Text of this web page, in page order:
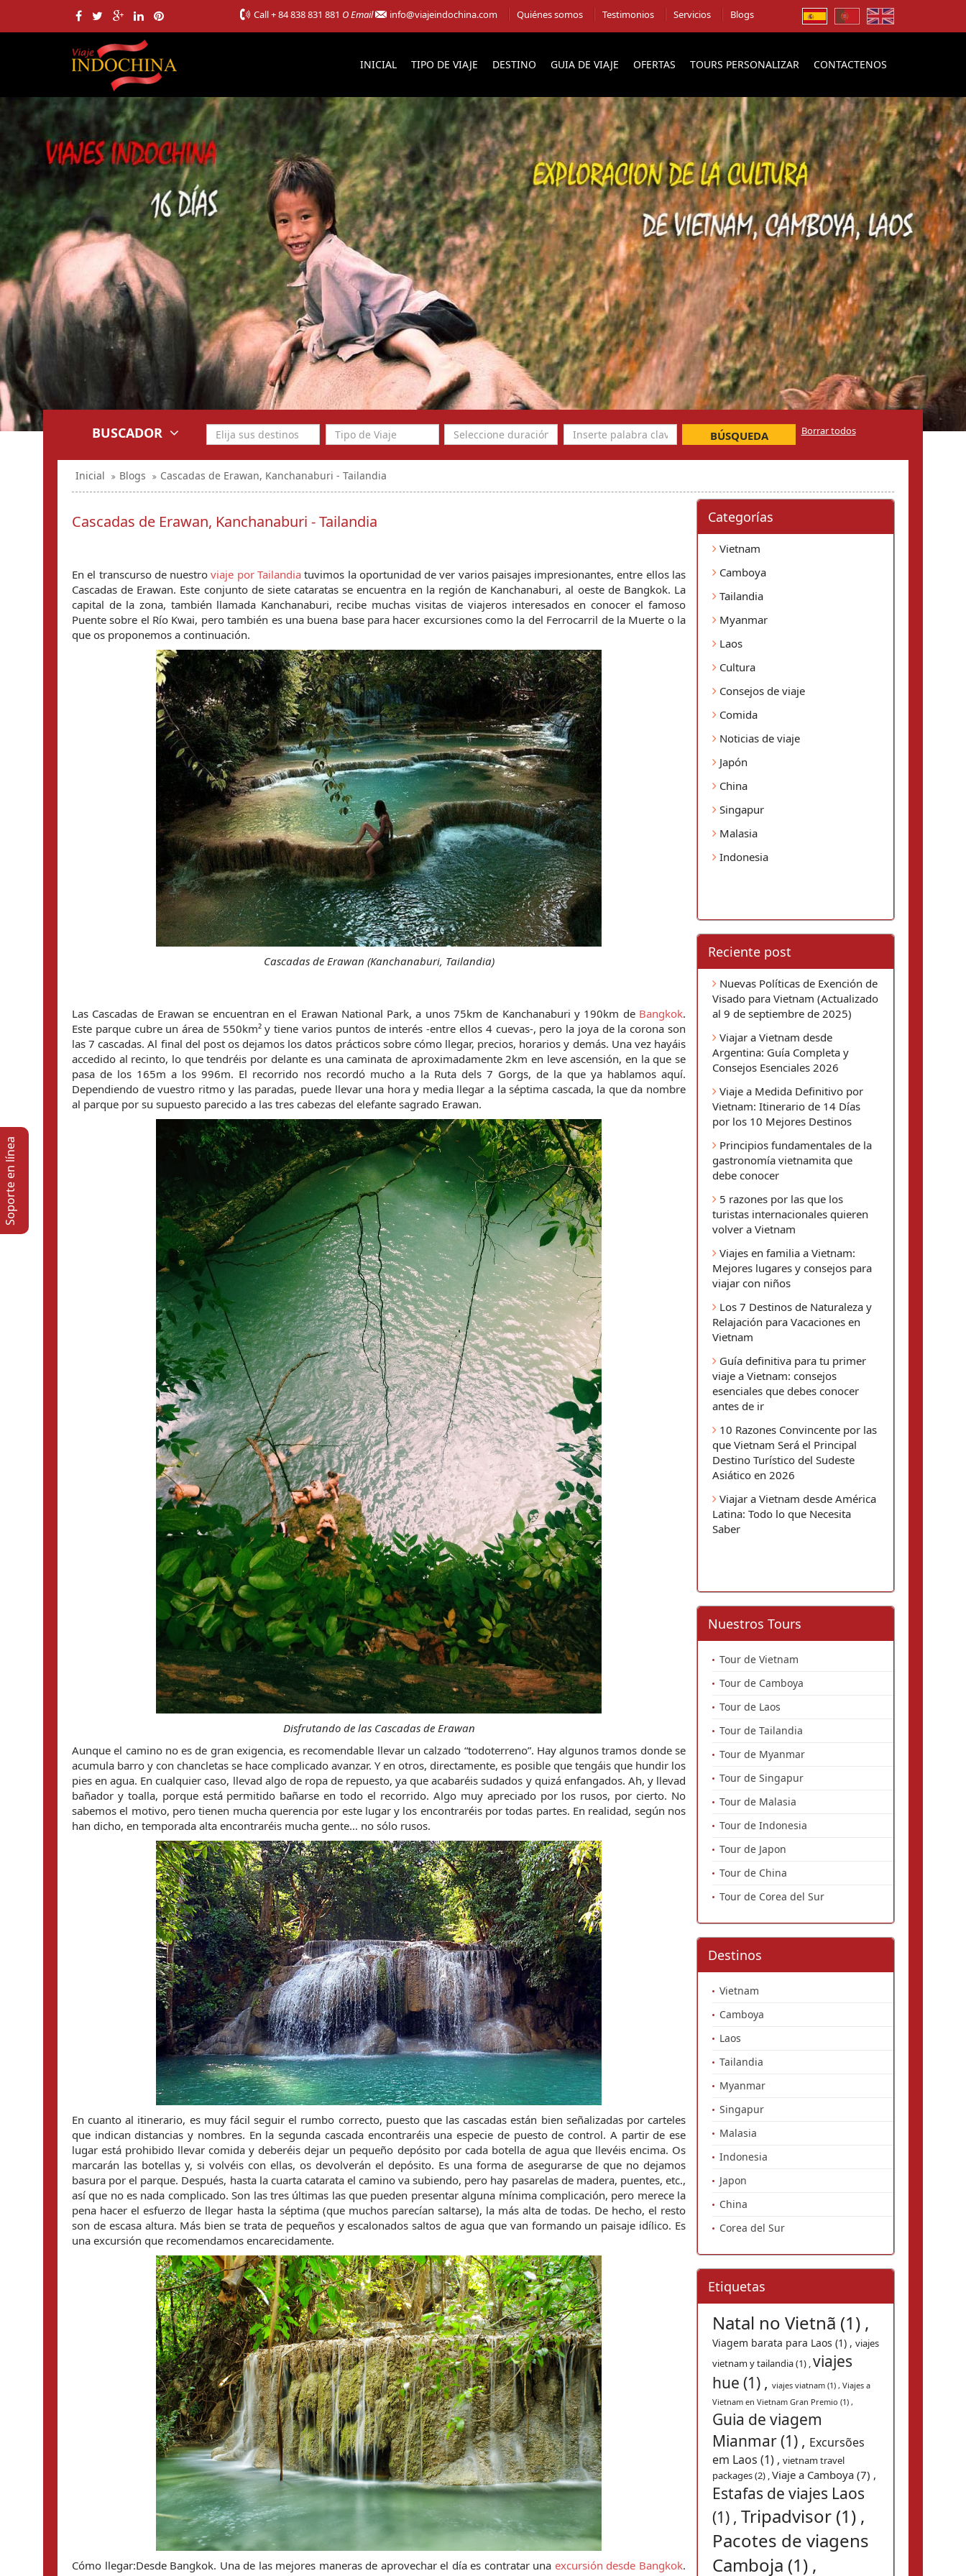
Call+ 84 838 831 881 O Email info@viajeindochina.com Quiénes somos Testimonios Servicios Blogs
INICIAL TIPO DE VIAJE DESTINO GUIA DE VIAJE OFERTAS TOURS PERSONALIZAR CONTACTENOS
BUSCADOR BÚSQUEDA Borrar todos
Inicial Blogs Cascadas de Erawan, Kanchanaburi - Tailandia
Cascadas de Erawan, Kanchanaburi - Tailandia
En el transcurso de nuestro viaje por Tailandia tuvimos la oportunidad de ver varios paisajes impresionantes, entre ellos las
Cascadas de Erawan. Este conjunto de siete cataratas se encuentra en la región de Kanchanaburi, al oeste de Bangkok. La
capital de la zona, también llamada Kanchanaburi, recibe muchas visitas de viajeros interesados en conocer el famoso
Puente sobre el Río Kwai, pero también es una buena base para hacer excursiones como la del Ferrocarril de la Muerte o la
que os proponemos a continuación.
Cascadas de Erawan (Kanchanaburi, Tailandia)
Las Cascadas de Erawan se encuentran en el Erawan National Park, a unos 75km de Kanchanaburi y 190km de Bangkok.
Este parque cubre un área de 550km² y tiene varios puntos de interés -entre ellos 4 cuevas-, pero la joya de la corona son
las 7 cascadas. Al final del post os dejamos los datos prácticos sobre cómo llegar, precios, horarios y demás. Una vez hayáis
accedido al recinto, lo que tendréis por delante es una caminata de aproximadamente 2km en leve ascensión, en la que se
pasa de los 165m a los 996m. El recorrido nos recordó mucho a la Ruta dels 7 Gorgs, de la que ya hablamos aquí.
Dependiendo de vuestro ritmo y las paradas, puede llevar una hora y media llegar a la séptima cascada, la que da nombre
al parque por su supuesto parecido a las tres cabezas del elefante sagrado Erawan.
Disfrutando de las Cascadas de Erawan
Aunque el camino no es de gran exigencia, es recomendable llevar un calzado “todoterreno”. Hay algunos tramos donde se
acumula barro y con chancletas se hace complicado avanzar. Y en otros, directamente, es posible que tengáis que hundir los
pies en agua. En cualquier caso, llevad algo de ropa de repuesto, ya que acabaréis sudados y quizá enfangados. Ah, y llevad
bañador y toalla, porque está permitido bañarse en todo el recorrido. Algo muy apreciado por los rusos, por cierto. No
sabemos el motivo, pero tienen mucha querencia por este lugar y los encontraréis por todas partes. En realidad, según nos
han dicho, en temporada alta encontraréis mucha gente… no sólo rusos.
En cuanto al itinerario, es muy fácil seguir el rumbo correcto, puesto que las cascadas están bien señalizadas por carteles
que indican distancias y nombres. En la segunda cascada encontraréis una especie de puesto de control. A partir de ese
lugar está prohibido llevar comida y deberéis dejar un pequeño depósito por cada botella de agua que llevéis encima. Os
marcarán las botellas y, si volvéis con ellas, os devolverán el depósito. Es una forma de asegurarse de que no dejamos
basura por el parque. Después, hasta la cuarta catarata el camino va subiendo, pero hay pasarelas de madera, puentes, etc.,
así que no es nada complicado. Son las tres últimas las que pueden presentar alguna mínima complicación, pero merece la
pena hacer el esfuerzo de llegar hasta la séptima (que muchos parecían saltarse), la más alta de todas. De hecho, el resto
son de escasa altura. Más bien se trata de pequeños y escalonados saltos de agua que van formando un paisaje idílico. Es
una excursión que recomendamos encarecidamente.
Cómo llegar:Desde Bangkok. Una de las mejores maneras de aprovechar el día es contratar una excursión desde Bangkok.
Categorí­as
Vietnam
Camboya
Tailandia
Myanmar
Laos
Cultura
Consejos de viaje
Comida
Noticias de viaje
Japón
China
Singapur
Malasia
Indonesia
Reciente post
Nuevas Políticas de Exención de
Visado para Vietnam (Actualizado
al 9 de septiembre de 2025)
Viajar a Vietnam desde
Argentina: Guía Completa y
Consejos Esenciales 2026
Viaje a Medida Definitivo por
Vietnam: Itinerario de 14 Días
por los 10 Mejores Destinos
Principios fundamentales de la
gastronomía vietnamita que
debe conocer
5 razones por las que los
turistas internacionales quieren
volver a Vietnam
Viajes en familia a Vietnam:
Mejores lugares y consejos para
viajar con niños
Los 7 Destinos de Naturaleza y
Relajación para Vacaciones en
Vietnam
Guía definitiva para tu primer
viaje a Vietnam: consejos
esenciales que debes conocer
antes de ir
10 Razones Convincente por las
que Vietnam Será el Principal
Destino Turístico del Sudeste
Asiático en 2026
Viajar a Vietnam desde América
Latina: Todo lo que Necesita
Saber
Nuestros Tours
Tour de Vietnam
Tour de Camboya
Tour de Laos
Tour de Tailandia
Tour de Myanmar
Tour de Singapur
Tour de Malasia
Tour de Indonesia
Tour de Japon
Tour de China
Tour de Corea del Sur
Destinos
Vietnam
Camboya
Laos
Tailandia
Myanmar
Singapur
Malasia
Indonesia
Japon
China
Corea del Sur
Etiquetas
Natal no Vietnã (1) ,
Viagem barata para Laos (1) , viajes
vietnam y tailandia (1) ,viajes
hue (1) , viajes viatnam (1) , Viajes a
Vietnam en Vietnam Gran Premio (1) ,
Guia de viagem
Mianmar (1) , Excursões
em Laos (1) , vietnam travel
packages (2) ,Viaje a Camboya (7) ,
Estafas de viajes Laos
(1) , Tripadvisor (1) ,
Pacotes de viagens
Camboja (1) ,
Soporte en lí­nea